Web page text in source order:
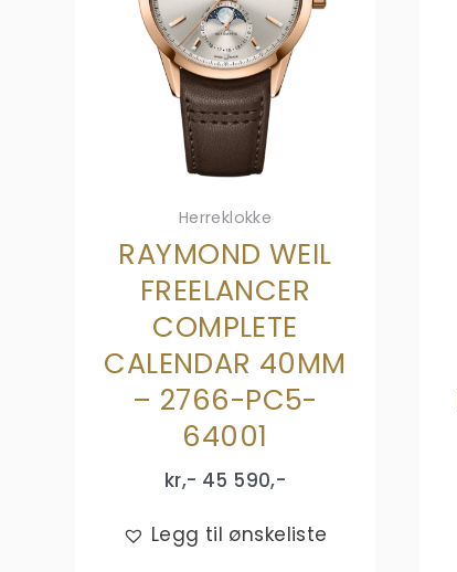
Herreklokke
RAYMOND WEIL
FREELANCER
COMPLETE
CALENDAR 40MM
– 2766-PC5-
64001
kr,- 45 590,-
Legg til ønskeliste